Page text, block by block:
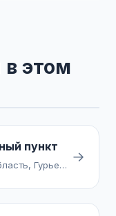
этом
пункт
📍 Россия, Калининградская область, Гурьевский городской округ, посёлок Новодорожный, переулок Энтузиастов →